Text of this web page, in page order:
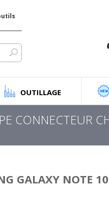
OUTILLAGE
CONNECTEUR
GALAXY NOTE